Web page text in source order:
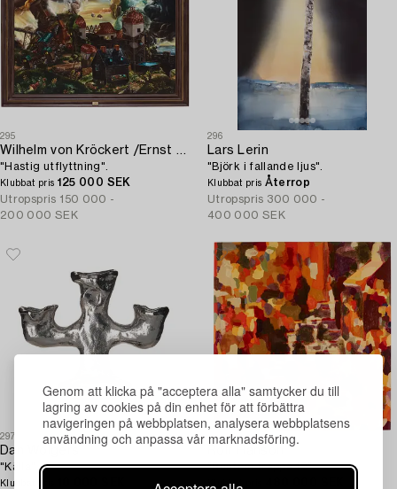
Genom att klicka på "acceptera alla" samtycker du till
lagring av cookies på din enhet för att förbättra
navigeringen på webbplatsen, analysera webbplatsens
användning och anpassa vår marknadsföring.
295
Wilhelm von Kröckert /Ernst Billgren
"Hastig utflyttning".
Klubbat pris 125 000 SEK
Utropspris 150 000 -
200 000 SEK
296
Lars Lerin
"Björk i fallande ljus".
Klubbat pris Återrop
Utropspris 300 000 -
400 000 SEK
297
Dan Wolgers
"Källa".
Klubbat pris
298
"Runtom trappa 12".
Klubbat pris